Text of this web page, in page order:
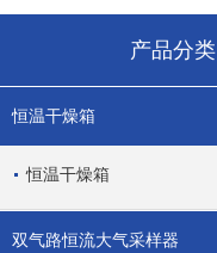
产品分类
恒温干燥箱
恒温干燥箱
双气路恒流大气采样器